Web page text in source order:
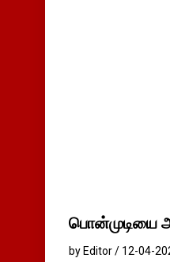
பொன்முடியை
by Editor / 12-04-